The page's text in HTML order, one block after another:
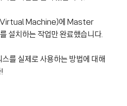
(Virtual Machine)에 Master
치하는 작업만 완료했습니다.
를 실제로 사용하는 방법에 대해